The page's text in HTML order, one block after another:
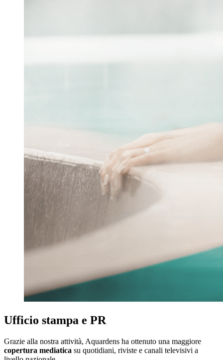
Ufficio stampa e PR
Grazie alla nostra attività, Aquardens ha ottenuto una maggiore
copertura mediatica su quotidiani, riviste e canali televisivi a